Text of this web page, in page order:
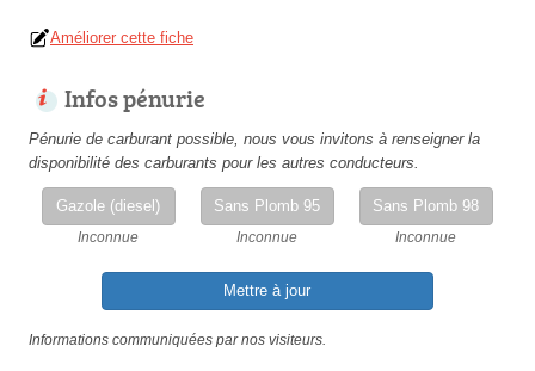
Améliorer cette fiche
Infos pénurie
Pénurie de carburant possible, nous vous invitons à renseigner la
disponibilité des carburants pour les autres conducteurs.
Gazole (diesel)
Inconnue
Sans Plomb 95
Inconnue
Sans Plomb 98
Inconnue
Mettre à jour
Informations communiquées par nos visiteurs.